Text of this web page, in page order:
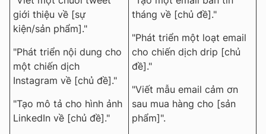
giới thiệu về [sự
kiện/sản phẩm]."
"Phát triển nội dung cho
một chiến dịch
Instagram về [chủ đề]."
"Tạo mô tả cho hình ảnh
LinkedIn về [chủ đề]."
tháng về [chủ đề]."
"Phát triển một loạt email
cho chiến dịch drip [chủ
đề]."
"Viết mẫu email cảm ơn
sau mua hàng cho [sản
phẩm]".